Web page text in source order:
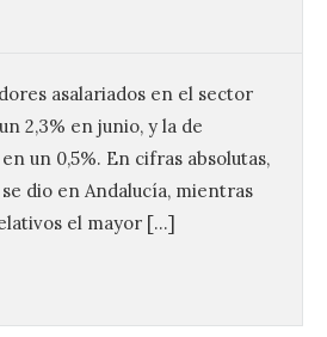
asalariados en el sector
2,3% en junio, y la de
un 0,5%. En cifras absolutas,
dio en Andalucía, mientras
el mayor […]
de La
presenta el
Fest Summer
una nueva cita
de plenos del
acogió el 4 de
oficial del Brujería